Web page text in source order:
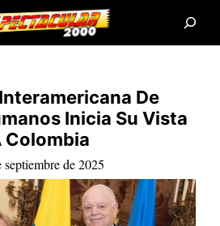
a
De
Inicia Su Vista
Colombia
septiembre de 2025